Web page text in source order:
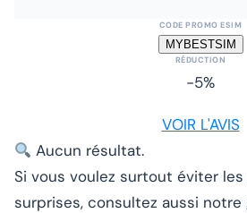
CODE PROMO ESIM
MYBESTSIM
RÉDUCTION
-5%
VOIR L'AVIS
Aucun résultat.
Si vous voulez surtout éviter les
surprises, consultez aussi